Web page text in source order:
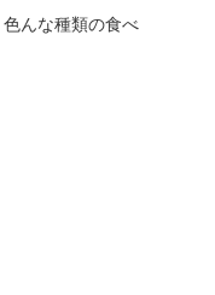
んな種類の食べ